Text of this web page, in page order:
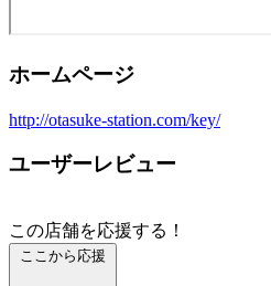
ホームページ
http://otasuke-station.com/key/
ユーザーレビュー
この店舗を応援する！
ここから応援